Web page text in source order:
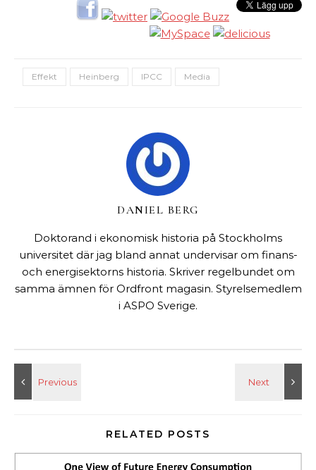
Effekt Heinberg IPCC Media
DANIEL BERG
Doktorand i ekonomisk historia på Stockholms
universitet där jag bland annat undervisar om finans-
och energisektorns historia. Skriver regelbundet om
samma ämnen för Ordfront magasin. Styrelsemedlem
i ASPO Sverige.
RELATED POSTS